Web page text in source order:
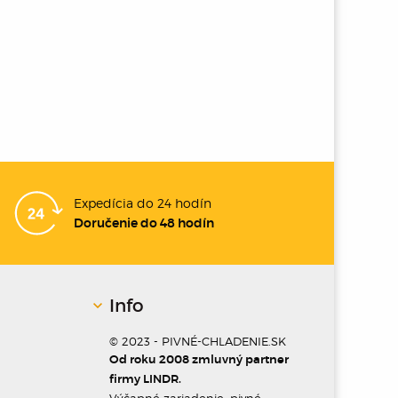
Expedícia do 24 hodín
Doručenie do 48 hodín
Info
© 2023 - PIVNÉ-CHLADENIE.SK
Od roku 2008 zmluvný partner
firmy LINDR.